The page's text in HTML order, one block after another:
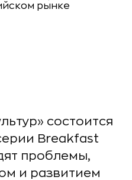
состоится
Breakfast
проблемы,
и развитием